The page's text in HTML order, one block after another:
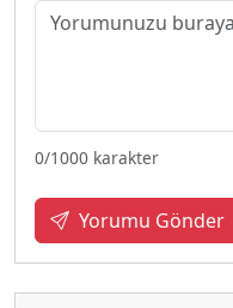
0/1000 karakter
Yorumu Gönder